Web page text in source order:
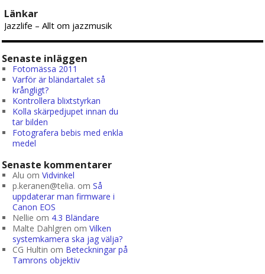
Länkar
Jazzlife – Allt om jazzmusik
Senaste inläggen
Fotomässa 2011
Varför är bländartalet så
krångligt?
Kontrollera blixtstyrkan
Kolla skärpedjupet innan du
tar bilden
Fotografera bebis med enkla
medel
Senaste kommentarer
Alu om Vidvinkel
p.keranen@telia. om Så
uppdaterar man firmware i
Canon EOS
Nellie om 4.3 Bländare
Malte Dahlgren om Vilken
systemkamera ska jag välja?
CG Hultin om Beteckningar på
Tamrons objektiv